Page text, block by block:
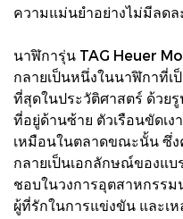
ความแม่นยำอย่างไม่มีลดล
นาฬิการุ่น TAG Heuer
กลายเป็นหนึ่งในนาฬิกาที่
ที่สุดในประวัติศาสตร์ ด้วย
ที่อยู่ด้านซ้าย ตัวเรือนขัดเ
เหมือนในตลาดขณะนั้น ซึ่
กลายเป็นเอกลักษณ์ของแบ
ชอบในวงการอุตสาหกรร
ผู้ที่รักในการแข่งขัน และเ